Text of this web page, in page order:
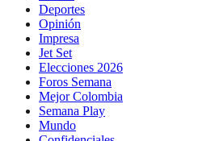
Deportes
Opinión
Impresa
Jet Set
Elecciones 2026
Foros Semana
Mejor Colombia
Semana Play
Mundo